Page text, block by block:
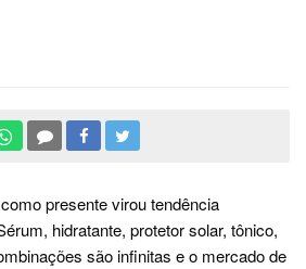
presente virou tendência
hidratante, protetor solar, tônico,
são infinitas e o mercado de